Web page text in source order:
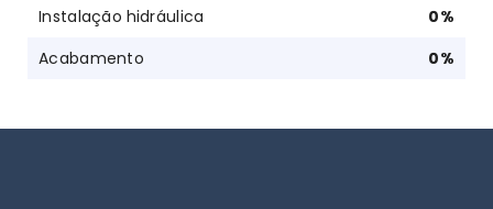
Instalação hidráulica
0%
Acabamento
0%